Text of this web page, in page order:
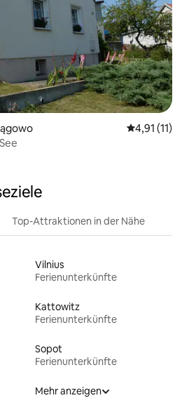
4,91 (11)
Top-Attraktionen in der Nähe
Vilnius
Ferienunterkünfte
Kattowitz
Ferienunterkünfte
Sopot
Ferienunterkünfte
Mehr anzeigen